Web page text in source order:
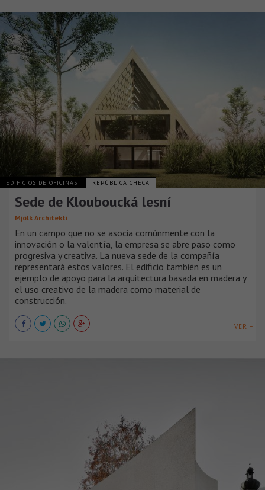
EDIFICIOS DE OFICINAS REPÚBLICA CHECA
Sede de Klouboucká lesní
Mjölk Architekti
En un campo que no se asocia comúnmente con la
innovación o la valentía, la empresa se abre paso como
progresiva y creativa. La nueva sede de la compañía
representará estos valores. El edificio también es un
ejemplo de apoyo para la arquitectura basada en madera y
el uso creativo de la madera como material de
construcción.
VER +